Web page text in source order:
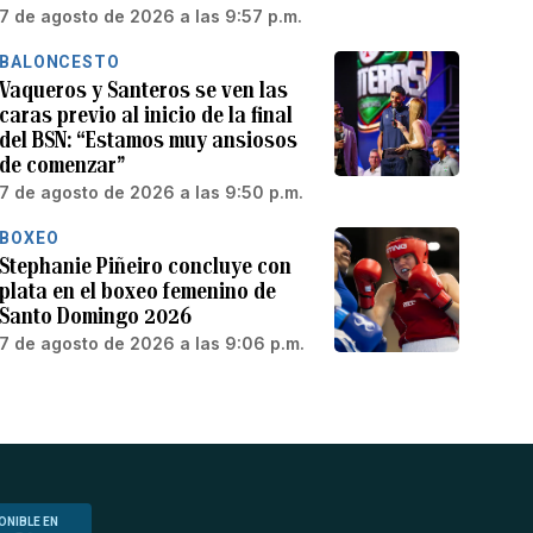
7 de agosto de 2026 a las 9:57 p.m.
BALONCESTO
Vaqueros y Santeros se ven las
caras previo al inicio de la final
del BSN: “Estamos muy ansiosos
de comenzar”
7 de agosto de 2026 a las 9:50 p.m.
BOXEO
Stephanie Piñeiro concluye con
plata en el boxeo femenino de
Santo Domingo 2026
7 de agosto de 2026 a las 9:06 p.m.
EN